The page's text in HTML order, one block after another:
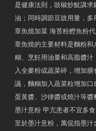
是健康法則，豉椒炒魷講
油；同時調節豆豉用量，多
章魚燒加菜 海苔粉鰹魚粉
章魚燒的主要材料是麵粉
糊、烹飪用油量和高脂醬
入全麥粉或蔬菜碎，增加
議，麵糊加入蔬菜粒增加
蛋黃醬、沙律醬或燒汁等醬
墨汁意粉 甲亢患者不宜多食
至於墨汁意粉，萬侃指墨汁